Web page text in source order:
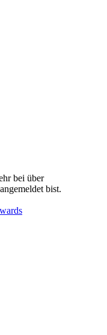
bei über
bist.